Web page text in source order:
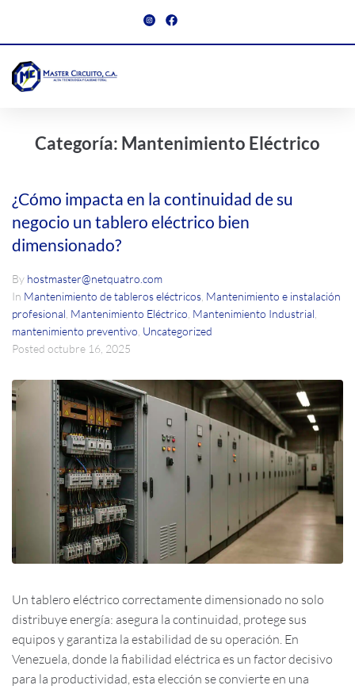
Categoría: Mantenimiento Eléctrico
¿Cómo impacta en la continuidad de su
negocio un tablero eléctrico bien
dimensionado?
By hostmaster@netquatro.com
In Mantenimiento de tableros eléctricos, Mantenimiento e instalación
profesional, Mantenimiento Eléctrico, Mantenimiento Industrial,
mantenimiento preventivo, Uncategorized
Posted octubre 16, 2025
Un tablero eléctrico correctamente dimensionado no solo
distribuye energía: asegura la continuidad, protege sus
equipos y garantiza la estabilidad de su operación. En
Venezuela, donde la fiabilidad eléctrica es un factor decisivo
para la productividad, esta elección se convierte en una